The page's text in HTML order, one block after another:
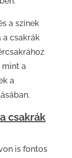
a színek
a csakrák
a
a
csakrák
is fontos